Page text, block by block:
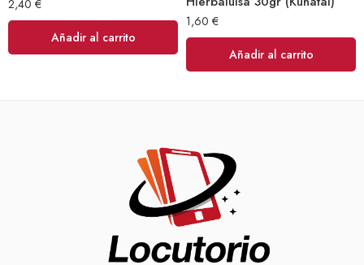
2,40 €
Añadir al carrito
1,60 €
Añadir al carrito